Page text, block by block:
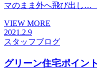
マのまま外へ飛び出し
VIEW MORE
2021.2.9
スタッフブログ
グリーン住宅ポイン